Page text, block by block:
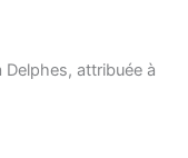
attribuée à